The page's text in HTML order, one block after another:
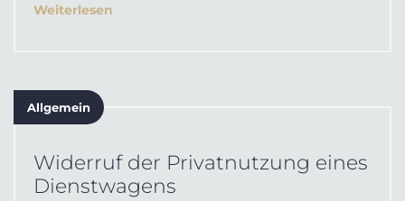
Weiterlesen
Allgemein
Widerruf der Privatnutzung eines
Dienstwagens